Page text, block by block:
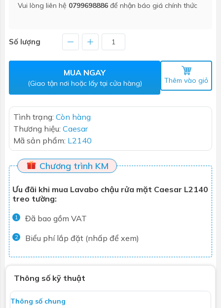
Vui lòng liên hệ 0799698886 để nhận báo giá chính thức
Số lượng
MUA NGAY
(Giao tận nơi hoặc lấy tại cửa hàng) Thêm vào giỏ
Tình trạng: Còn hàng
Thương hiệu: Caesar
Mã sản phẩm: L2140
Chương trình KM
Ưu đãi khi mua Lavabo chậu rửa mặt Caesar L2140
treo tường:
1 Đã bao gồm VAT
2 Biểu phí lắp đặt (nhấp để xem)
Thông số kỹ thuật
Thông số chung